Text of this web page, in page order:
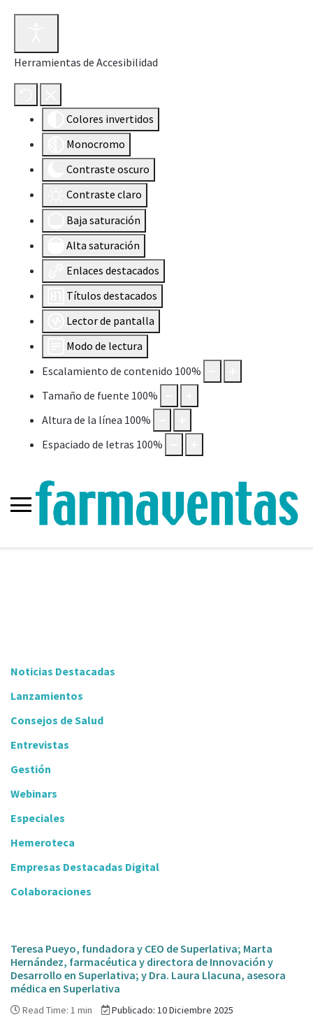
Herramientas de Accesibilidad
Colores invertidos
Monocromo
Contraste oscuro
Contraste claro
Baja saturación
Alta saturación
Enlaces destacados
Títulos destacados
Lector de pantalla
Modo de lectura
Escalamiento de contenido 100%
Tamaño de fuente 100%
Altura de la línea 100%
Espaciado de letras 100%
Noticias Destacadas
Lanzamientos
Consejos de Salud
Entrevistas
Gestión
Webinars
Especiales
Hemeroteca
Empresas Destacadas Digital
Colaboraciones
Teresa Pueyo, fundadora y CEO de Superlativa; Marta
Hernández, farmacéutica y directora de Innovación y
Desarrollo en Superlativa; y Dra. Laura Llacuna, asesora
médica en Superlativa
Read Time: 1 min Publicado: 10 Diciembre 2025